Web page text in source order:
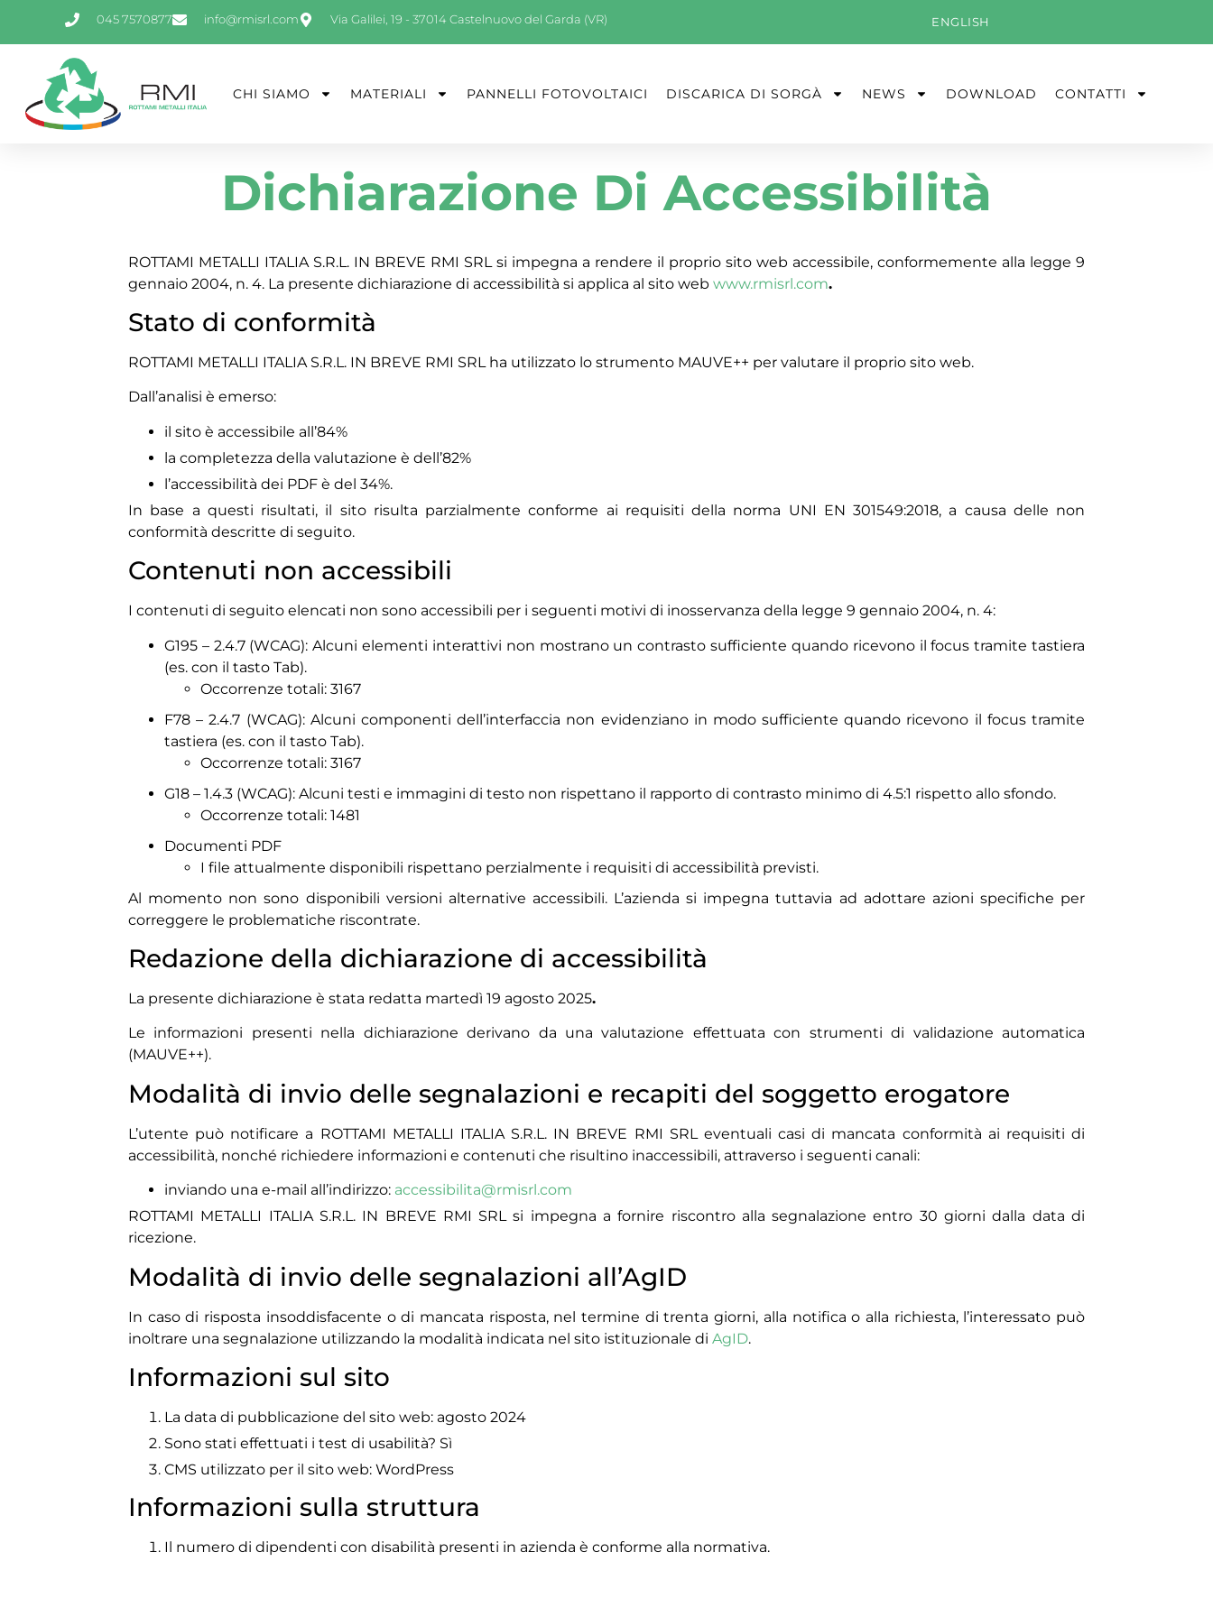
045 7570877 info@rmisrl.com Via Galilei, 19 - 37014 Castelnuovo del Garda (VR) ENGLISH
CHI SIAMO MATERIALI PANNELLI FOTOVOLTAICI DISCARICA DI SORGÀ NEWS DOWNLOAD CONTATTI
Dichiarazione Di Accessibilità
ROTTAMI METALLI ITALIA S.R.L. IN BREVE RMI SRL si impegna a rendere il proprio sito web accessibile, conformemente alla legge 9
gennaio 2004, n. 4. La presente dichiarazione di accessibilità si applica al sito web www.rmisrl.com.
Stato di conformità
ROTTAMI METALLI ITALIA S.R.L. IN BREVE RMI SRL ha utilizzato lo strumento MAUVE++ per valutare il proprio sito web.
Dall’analisi è emerso:
il sito è accessibile all’84%
la completezza della valutazione è dell’82%
l’accessibilità dei PDF è del 34%.
In base a questi risultati, il sito risulta parzialmente conforme ai requisiti della norma UNI EN 301549:2018, a causa delle non
conformità descritte di seguito.
Contenuti non accessibili
I contenuti di seguito elencati non sono accessibili per i seguenti motivi di inosservanza della legge 9 gennaio 2004, n. 4:
G195 – 2.4.7 (WCAG): Alcuni elementi interattivi non mostrano un contrasto sufficiente quando ricevono il focus tramite tastiera
(es. con il tasto Tab).
Occorrenze totali: 3167
F78 – 2.4.7 (WCAG): Alcuni componenti dell’interfaccia non evidenziano in modo sufficiente quando ricevono il focus tramite
tastiera (es. con il tasto Tab).
Occorrenze totali: 3167
G18 – 1.4.3 (WCAG): Alcuni testi e immagini di testo non rispettano il rapporto di contrasto minimo di 4.5:1 rispetto allo sfondo.
Occorrenze totali: 1481
Documenti PDF
I file attualmente disponibili rispettano perzialmente i requisiti di accessibilità previsti.
Al momento non sono disponibili versioni alternative accessibili. L’azienda si impegna tuttavia ad adottare azioni specifiche per
correggere le problematiche riscontrate.
Redazione della dichiarazione di accessibilità
La presente dichiarazione è stata redatta martedì 19 agosto 2025.
Le informazioni presenti nella dichiarazione derivano da una valutazione effettuata con strumenti di validazione automatica
(MAUVE++).
Modalità di invio delle segnalazioni e recapiti del soggetto erogatore
L’utente può notificare a ROTTAMI METALLI ITALIA S.R.L. IN BREVE RMI SRL eventuali casi di mancata conformità ai requisiti di
accessibilità, nonché richiedere informazioni e contenuti che risultino inaccessibili, attraverso i seguenti canali:
inviando una e-mail all’indirizzo: accessibilita@rmisrl.com
ROTTAMI METALLI ITALIA S.R.L. IN BREVE RMI SRL si impegna a fornire riscontro alla segnalazione entro 30 giorni dalla data di
ricezione.
Modalità di invio delle segnalazioni all’AgID
In caso di risposta insoddisfacente o di mancata risposta, nel termine di trenta giorni, alla notifica o alla richiesta, l’interessato può
inoltrare una segnalazione utilizzando la modalità indicata nel sito istituzionale di AgID.
Informazioni sul sito
La data di pubblicazione del sito web: agosto 2024
Sono stati effettuati i test di usabilità? Sì
CMS utilizzato per il sito web: WordPress
Informazioni sulla struttura
Il numero di dipendenti con disabilità presenti in azienda è conforme alla normativa.